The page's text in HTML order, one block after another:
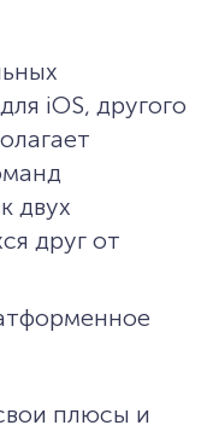
iOS, другого
двух
друг от
плюсы и